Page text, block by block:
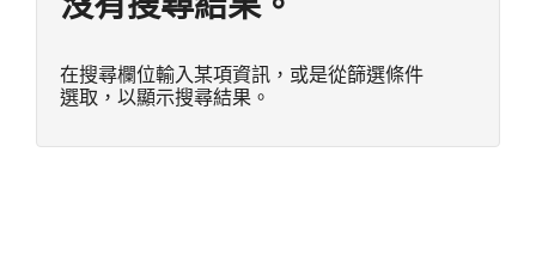
在​搜尋​欄位​輸入​某​項​資訊，​或​是​從​篩選​條​件​
選取，​以​顯示​搜尋​結果。